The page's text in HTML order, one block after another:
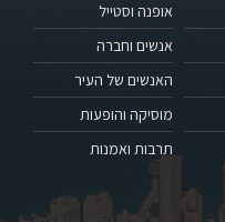
אופנה וסטייל
אנשים וחברה
האנשים של העיר
מוסיקה והופעות
תרבות ואמנות